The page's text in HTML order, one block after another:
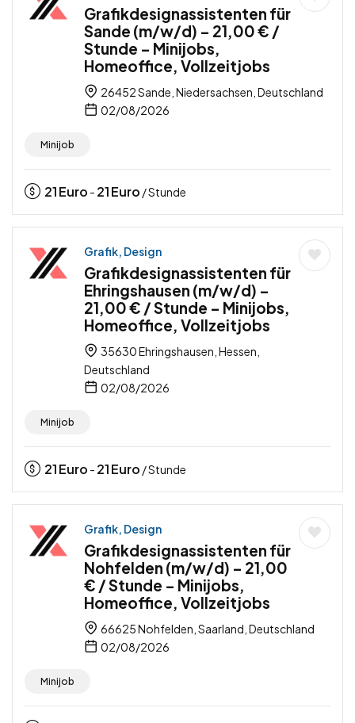
Grafikdesignassistenten für
Sande (m/w/d) – 21,00 € /
Stunde – Minijobs,
Homeoffice, Vollzeitjobs
26452 Sande, Niedersachsen, Deutschland
02/08/2026
Minijob
21Euro - 21Euro / Stunde
Grafik, Design
Grafikdesignassistenten für
Ehringshausen (m/w/d) –
21,00 € / Stunde – Minijobs,
Homeoffice, Vollzeitjobs
35630 Ehringshausen, Hessen,
Deutschland
02/08/2026
Minijob
21Euro - 21Euro / Stunde
Grafik, Design
Grafikdesignassistenten für
Nohfelden (m/w/d) – 21,00
€ / Stunde – Minijobs,
Homeoffice, Vollzeitjobs
66625 Nohfelden, Saarland, Deutschland
02/08/2026
Minijob